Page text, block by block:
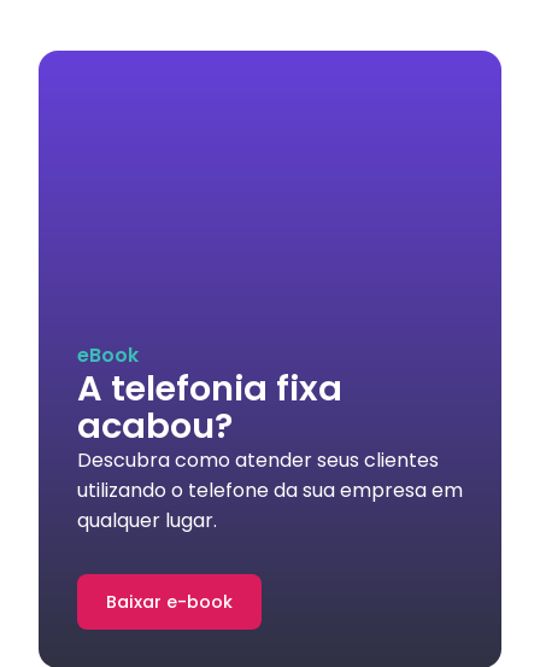
eBook
A telefonia fixa
acabou?
Descubra como atender seus clientes
utilizando o telefone da sua empresa em
qualquer lugar.
Baixar e-book